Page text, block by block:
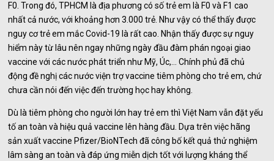
F0. Trong đó, TPHCM là địa phương có số trẻ em là F0 và F1 cao
nhất cả nước, với khoảng hơn 3.000 trẻ. Như vậy có thể thấy được
nguy cơ trẻ em mắc Covid-19 là rất cao. Nhận thấy được sự nguy
hiểm này từ lâu nên ngay những ngày đầu đàm phán ngoại giao
vaccine với các nước phát triển như Mỹ, Úc,… Chính phủ đã chủ
động đề nghị các nước viện trợ vaccine tiêm phòng cho trẻ em, chứ
chưa cần nói đến việc đến trường học hay không.
Dù là tiêm phòng cho người lớn hay trẻ em thì Việt Nam vẫn đặt yếu
tố an toàn và hiệu quả vaccine lên hàng đầu. Dựa trên việc hãng
sản xuất vaccine Pfizer/BioNTech đã công bố kết quả thử nghiệm
lâm sàng an toàn và đáp ứng miễn dịch tốt với lượng kháng thể